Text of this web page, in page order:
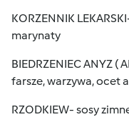
KORZENNIK
marynaty
BIEDRZENIEC ANYZ (
farsze, warzywa, ocet
RZODKIEW- sosy